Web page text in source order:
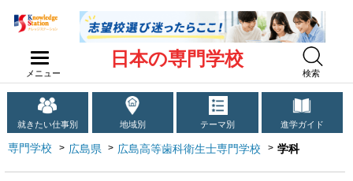
メニュー
日本の専門学校
検索
就きたい仕事別 地域別 テーマ別 進学ガイド
専門学校 広島県 広島高等歯科衛生士専門学校 学科